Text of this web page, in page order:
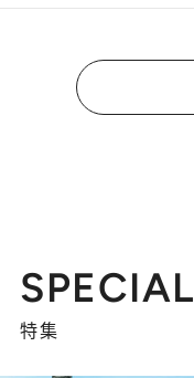
SPECIAL
特集